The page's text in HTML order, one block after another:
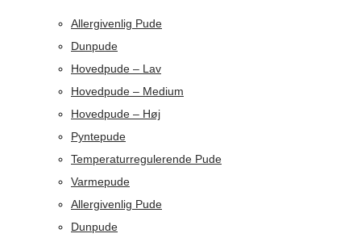
Allergivenlig Pude
Dunpude
Hovedpude – Lav
Hovedpude – Medium
Hovedpude – Høj
Pyntepude
Temperaturregulerende Pude
Varmepude
Allergivenlig Pude
Dunpude